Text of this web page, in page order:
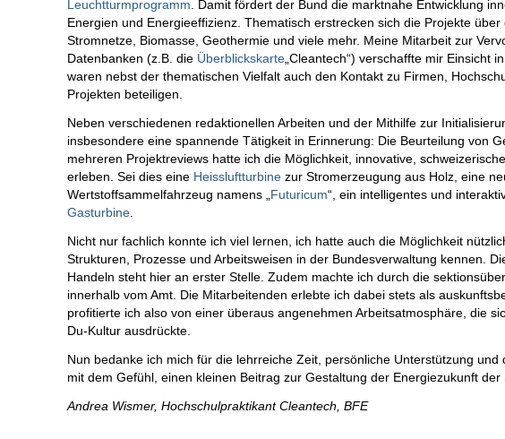
Leuchtturmprogramm. Damit fördert der Bund die marktnahe Entwicklung
Energien und Energieeffizienz. Thematisch erstrecken sich die Projekte
Stromnetze, Biomasse, Geothermie und viele mehr. Meine Mitarbeit zur
Datenbanken (z.B. die Überblickskarte„Cleantech“) verschaffte mir Einsicht
waren nebst der thematischen Vielfalt auch den Kontakt zu Firmen,
Projekten beteiligen.
Neben verschiedenen redaktionellen Arbeiten und der Mithilfe zur
insbesondere eine spannende Tätigkeit in Erinnerung: Die Beurteilung von
mehreren Projektreviews hatte ich die Möglichkeit, innovative,
erleben. Sei dies eine Heissluftturbine zur Stromerzeugung aus Holz, eine
Wertstoffsammelfahrzeug namens „Futuricum“, ein intelligentes und
Gasturbine.
Nicht nur fachlich konnte ich viel lernen, ich hatte auch die Möglichkeit
Strukturen, Prozesse und Arbeitsweisen in der Bundesverwaltung kennen.
Handeln steht hier an erster Stelle. Zudem machte ich durch die
innerhalb vom Amt. Die Mitarbeitenden erlebte ich dabei stets als
profitierte ich also von einer überaus angenehmen Arbeitsatmosphäre, die
Du-Kultur ausdrückte.
Nun bedanke ich mich für die lehrreiche Zeit, persönliche Unterstützung
mit dem Gefühl, einen kleinen Beitrag zur Gestaltung der Energiezukunft der
Andrea Wismer, Hochschulpraktikant Cleantech, BFE